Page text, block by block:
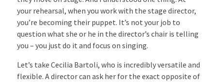
your rehearsal, when you work with the stage director,
you’re becoming their puppet. It’s not your job to
question what she or he in the director’s chair is telling
you – you just do it and focus on singing.
Let’s take Cecilia Bartoli, who is incredibly versatile and
flexible. A director can ask her for the exact opposite of